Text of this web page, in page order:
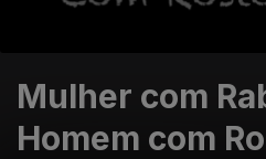
Mulher com
Homem com